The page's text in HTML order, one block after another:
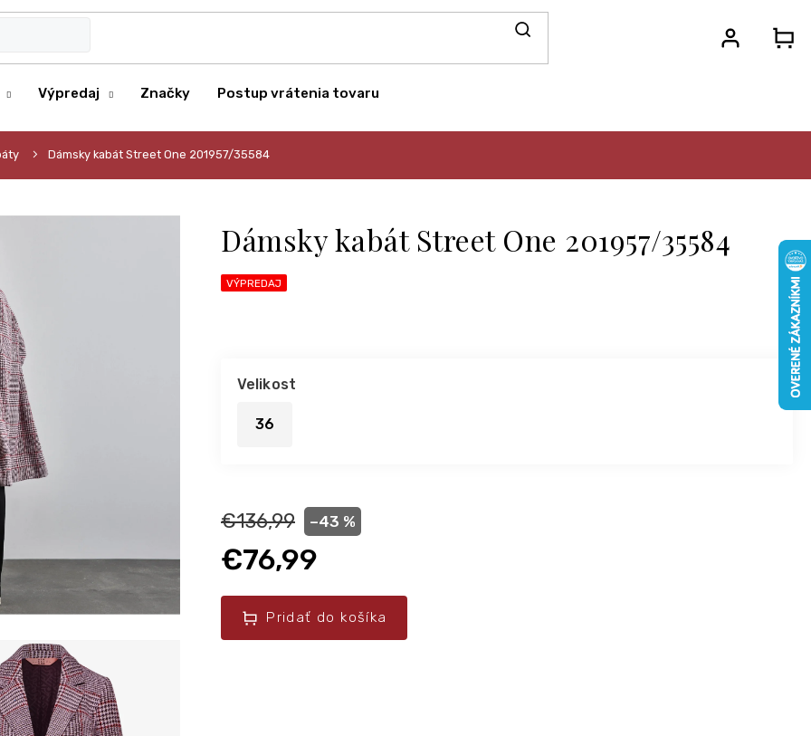
Výpredaj Značky Postup vrátenia tovaru
Dámsky kabát Street One 201957/35584
Dámsky kabát Street One 201957/35584
VÝPREDAJ
€136,99 –43 %
€76,99
Pridať do košíka
Velikost
36